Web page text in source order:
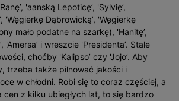
'aanską Lepoticę’, 'Sylvię’,
'Węgierkę Dąbrowicką’, 'Węgierkę
mało podatne na szarkę), 'Hanitę’,
'Amersa’ i wreszcie 'Presidenta’. Stale
choćby 'Kalipso’ czy 'Jojo’. Aby
trzeba także pilnować jakości i
w chłodni. Robi się to coraz częściej, a
cen z kilku ubiegłych lat, to się bardzo